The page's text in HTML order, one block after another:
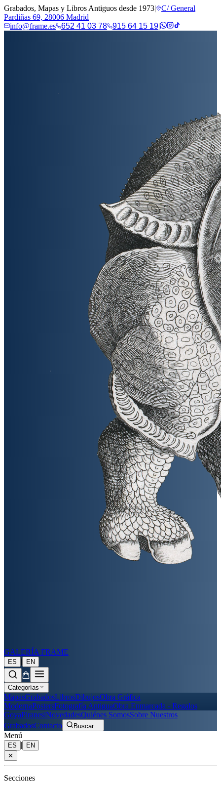
Grabados, Mapas y Libros Antiguos desde 1973|
C/ General
Pardiñas 69, 28006 Madrid
info@frame.es
652 41 03 78 915 64 15 19|
GALERÍA FRAME
ES | EN
Categorías
MapasGrabadosLibrosDibujosObra Gráfica
ModernaPostersFotografía AntiguaObra Enmarcada - Regalos
GoyaPiranesiNovedadesQuiénes SomosSobre Nuestros
GrabadosContacto Buscar…
Menú
ES |
EN
✕
Secciones